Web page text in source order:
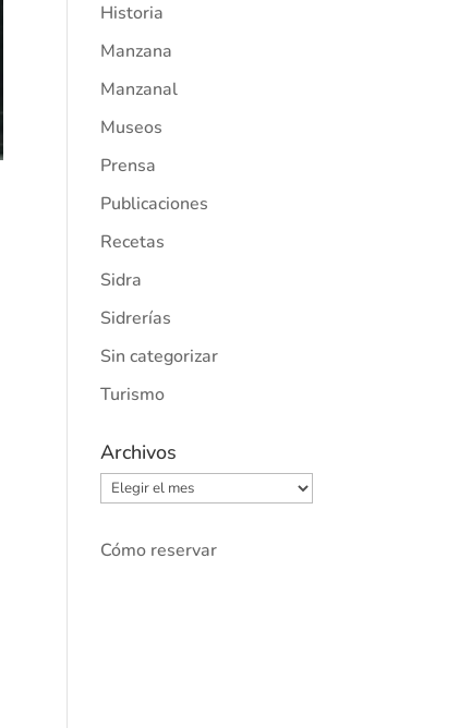
Historia
Manzana
Manzanal
Museos
Prensa
Publicaciones
Recetas
Sidra
Sidrerías
Sin categorizar
Turismo
Archivos
Archivos
Cómo reservar